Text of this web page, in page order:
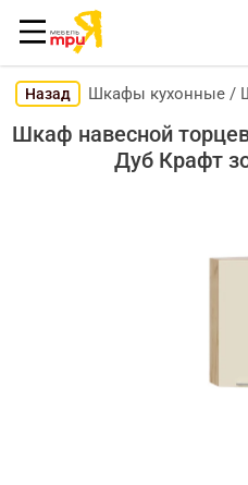
Назад Шкафы кухонные /
Шкаф навесной
Дуб Крафт